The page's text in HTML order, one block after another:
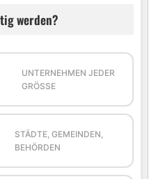
werden?
UNTERNEHMEN JEDER
GRÖSSE
STÄDTE, GEMEINDEN,
BEHÖRDEN